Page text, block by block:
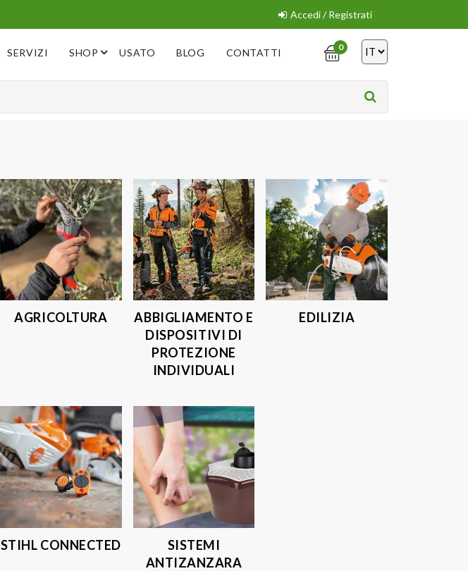
Accedi / Registrati
SERVIZI SHOP USATO BLOG CONTATTI 0
AGRICOLTURA
ABBIGLIAMENTO E
DISPOSITIVI DI
PROTEZIONE
INDIVIDUALI
EDILIZIA
STIHL CONNECTED
SISTEMI
ANTIZANZARA